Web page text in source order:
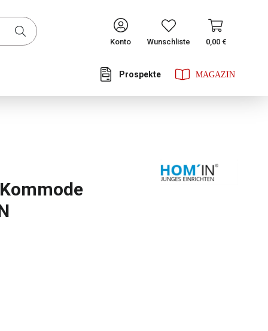
CONTINUE
Konto Wunschliste 0,00 €
Prospekte